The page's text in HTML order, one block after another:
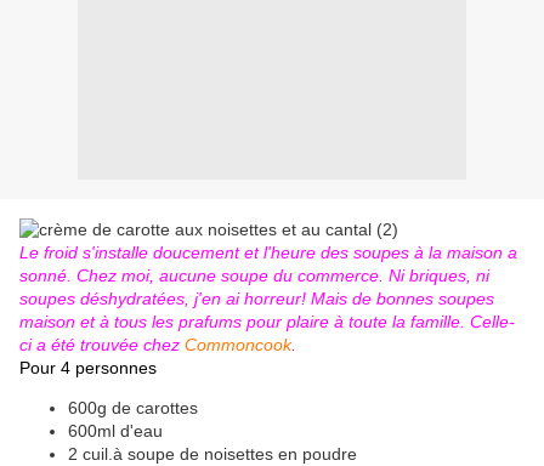
Le froid s'installe doucement et l'heure des soupes à la maison a
sonné. Chez moi, aucune soupe du commerce. Ni briques, ni
soupes déshydratées, j'en ai horreur! Mais de bonnes soupes
maison et à tous les prafums pour plaire à toute la famille. Celle-
ci a été trouvée chez Commoncook.
Pour 4 personnes
600g de carottes
600ml d'eau
2 cuil.à soupe de noisettes en poudre